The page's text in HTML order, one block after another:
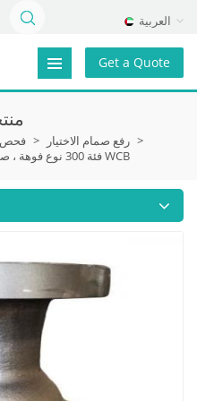
العربية
Get a Quote
فحص > رفع صمام الاختيار >
4 ' ' فئة 300 نوع فوهة ، صمام عدم رجوع إلى صمام WCB